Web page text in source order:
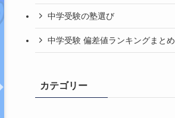
中学受験の塾選び
中学受験 偏差値ランキングまとめ
カテゴリー